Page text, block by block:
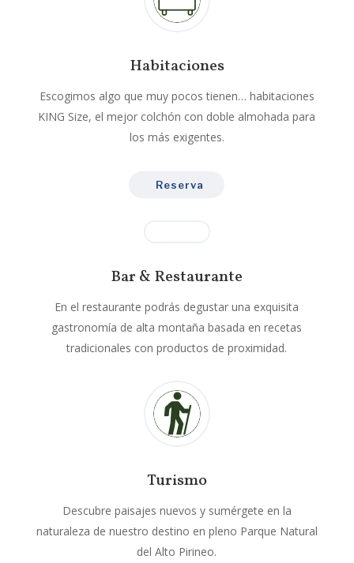
Habitaciones
Escogimos algo que muy pocos tienen… habitaciones
KING Size, el mejor colchón con doble almohada para
los más exigentes.
Reserva
Bar & Restaurante
En el restaurante podrás degustar una exquisita
gastronomía de alta montaña basada en recetas
tradicionales con productos de proximidad.
Turismo
Descubre paisajes nuevos y sumérgete en la
naturaleza de nuestro destino en pleno Parque Natural
del Alto Pirineo.